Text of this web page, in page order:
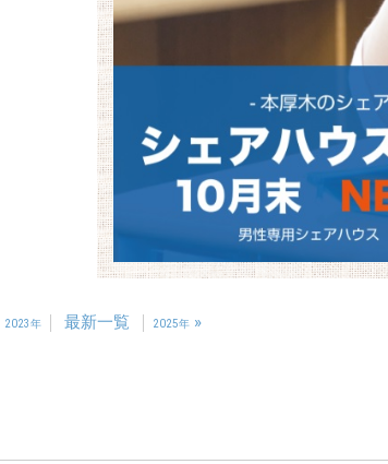
2023年 最新一覧 2025年 »